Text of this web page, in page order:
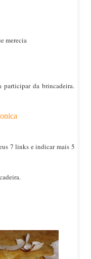
merecia
participar da brincadeira.
7 links e indicar mais 5